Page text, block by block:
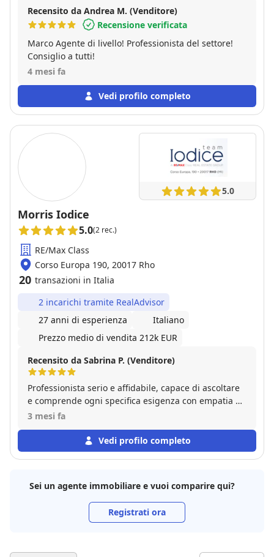
Recensito da Andrea M. (Venditore)
Recensione verificata
Marco Agente di livello! Professionista del settore!
Consiglio a tutti!
4 mesi fa
Vedi profilo completo
5.0
Morris Iodice
5.0(2 rec.)
RE/Max Class
Corso Europa 190, 20017 Rho
20 transazioni in Italia
2 incarichi tramite RealAdvisor
27 anni di esperienza
Italiano
Prezzo medio di vendita 212k EUR
Recensito da Sabrina P. (Venditore)
Professionista serio e affidabile, capace di ascoltare
e comprende ogni specifica esigenza con empatia e
precisione. Grazie alla sua disponibilità trasforma la
trasparente e personalizzata. Super consigliato!
3 mesi fa
Vedi profilo completo
Sei un agente immobiliare e vuoi comparire qui?
Registrati ora